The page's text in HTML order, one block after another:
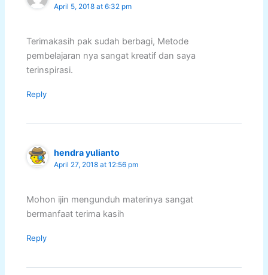
April 5, 2018 at 6:32 pm
Terimakasih pak sudah berbagi, Metode
pembelajaran nya sangat kreatif dan saya
terinspirasi.
Reply
hendra yulianto
April 27, 2018 at 12:56 pm
Mohon ijin mengunduh materinya sangat
bermanfaat terima kasih
Reply